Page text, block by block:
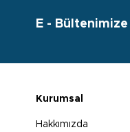
E - Bültenimize
Kurumsal
Hakkımızda